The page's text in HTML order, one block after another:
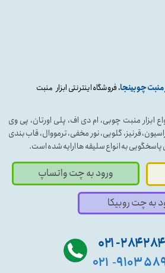
منبت چوبینجا، فروشگاه اینترنتی ابزار منبت
ابزار منبت چوبی، ام دی اف، پلی اورتان، پی وی
قرنیز، گلویی، نور مخفی، ترمووال، قاب بندی
پاسخگویی به انواع سلیقه ها ارایه شده است.
ورود به چت واتساپ
۹۱۰۳ -۰۲۱
به چت روبیکا